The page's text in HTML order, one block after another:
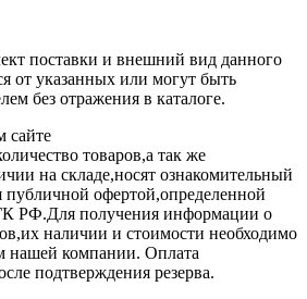
поставки и внешний вид данного
от указанных или могут быть
без отражения в каталоге.
сайте
товаров,а так же
на складе,носят ознакомительный
публичной офертой,определенной
РФ.Для получения информации о
наличии и стоимости необходимо
нашей компании. Оплата
подтверждения резерва.